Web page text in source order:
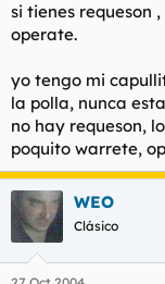
si tienes requeson
operate.
yo tengo mi
la polla, nunca
no hay requeson,
poquito warrete,
WEO
Clásico